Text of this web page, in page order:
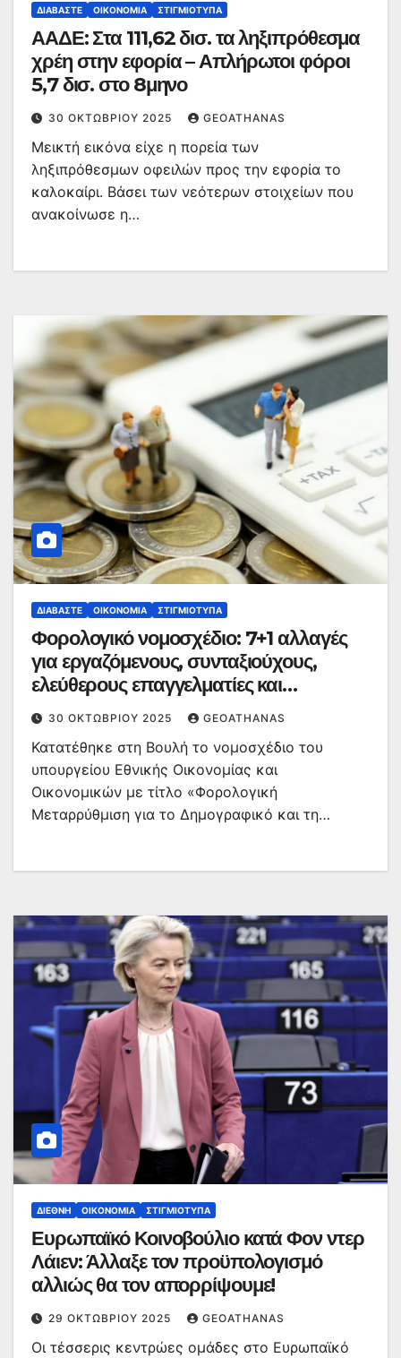
ΔΙΑΒΆΣΤΕ ΟΙΚΟΝΟΜΊΑ ΣΤΙΓΜΙΌΤΥΠΑ
ΑΑΔΕ: Στα 111,62 δισ. τα ληξιπρόθεσμα
χρέη στην εφορία – Απλήρωτοι φόροι
5,7 δισ. στο 8μηνο
30 ΟΚΤΩΒΡΊΟΥ 2025 GEOATHANAS
Μεικτή εικόνα είχε η πορεία των
ληξιπρόθεσμων οφειλών προς την εφορία το
καλοκαίρι. Βάσει των νεότερων στοιχείων που
ανακοίνωσε η…
ΔΙΑΒΆΣΤΕ ΟΙΚΟΝΟΜΊΑ ΣΤΙΓΜΙΌΤΥΠΑ
Φορολογικό νομοσχέδιο: 7+1 αλλαγές
για εργαζόμενους, συνταξιούχους,
ελεύθερους επαγγελματίες και
ιδιοκτήτες ακινήτων
30 ΟΚΤΩΒΡΊΟΥ 2025 GEOATHANAS
Κατατέθηκε στη Βουλή το νομοσχέδιο του
υπουργείου Εθνικής Οικονομίας και
Οικονομικών με τίτλο «Φορολογική
Μεταρρύθμιση για το Δημογραφικό και τη…
ΔΙΕΘΝΉ ΟΙΚΟΝΟΜΊΑ ΣΤΙΓΜΙΌΤΥΠΑ
Ευρωπαϊκό Κοινοβούλιο κατά Φον ντερ
Λάιεν: Άλλαξε τον προϋπολογισμό
αλλιώς θα τον απορρίψουμε!
29 ΟΚΤΩΒΡΊΟΥ 2025 GEOATHANAS
Οι τέσσερις κεντρώες ομάδες στο Ευρωπαϊκό